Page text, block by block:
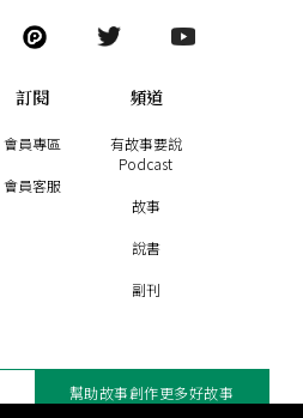
訂閱
會員專區
會員客服
頻道
有故事要說
Podcast
故事
說書
副刊
幫助故事創作更多好故事